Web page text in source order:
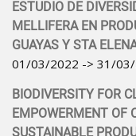
ESTUDIO DE
MELLIFERA EN
GUAYAS Y STA
01/03/2022 -> 31/
BIODIVERSITY FOR
EMPOWERMENT OF
SUSTAINABLE